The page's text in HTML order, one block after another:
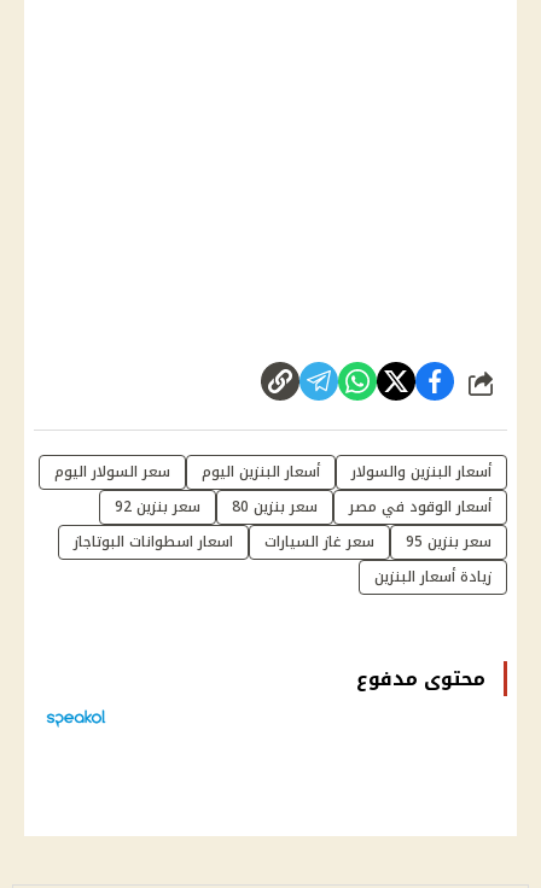
شارك
أسعار البنزين والسولار أسعار البنزين اليوم
سعر السولار اليوم
أسعار الوقود في مصر
سعر بنزين 80
سعر بنزين 92
سعر بنزين 95
سعر غاز السيارات
اسعار اسطوانات البوتاجاز
زيادة أسعار البنزين
محتوى مدفوع